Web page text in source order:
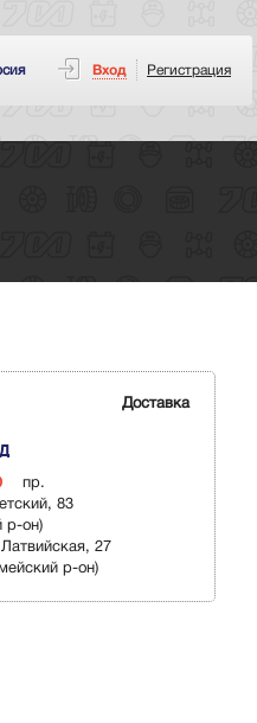
Вход Регистрация
Доставка
пр.
83
р-он)
27
р-он)